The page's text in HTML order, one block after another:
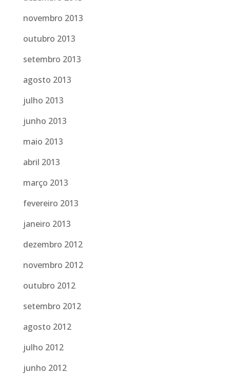
novembro 2013
outubro 2013
setembro 2013
agosto 2013
julho 2013
junho 2013
maio 2013
abril 2013
março 2013
fevereiro 2013
janeiro 2013
dezembro 2012
novembro 2012
outubro 2012
setembro 2012
agosto 2012
julho 2012
junho 2012